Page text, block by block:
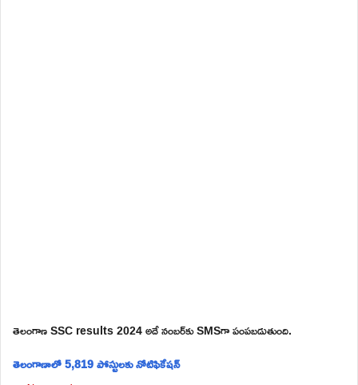
తెలంగాణ SSC results 2024 అదే నంబర్‌కు SMSగా పంపబడుతుంది.
తెలంగాణాలో 5,819 పోస్టులకు నోటిఫికేషన్